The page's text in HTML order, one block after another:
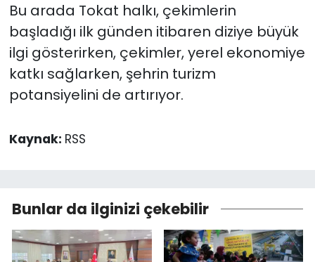
Bu arada Tokat halkı, çekimlerin
başladığı ilk günden itibaren diziye büyük
ilgi gösterirken, çekimler, yerel ekonomiye
katkı sağlarken, şehrin turizm
potansiyelini de artırıyor.
Kaynak: RSS
Bunlar da ilginizi çekebilir